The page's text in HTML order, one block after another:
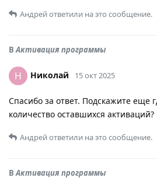
Андрейответили на это сообщение.
ВАктивация программы
Н Николай 15 окт 2025
Спасибо за ответ. Подскажите еще
количество оставшихся активаций?
Андрейответили на это сообщение.
ВАктивация программы